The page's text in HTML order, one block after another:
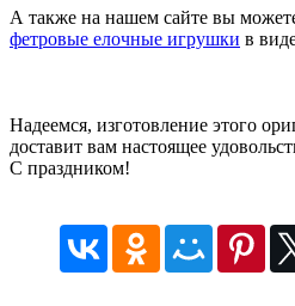
А также на нашем сайте вы
фетровые елочные игрушки в
Надеемся, изготовление этого
доставит вам настоящее
С праздником!